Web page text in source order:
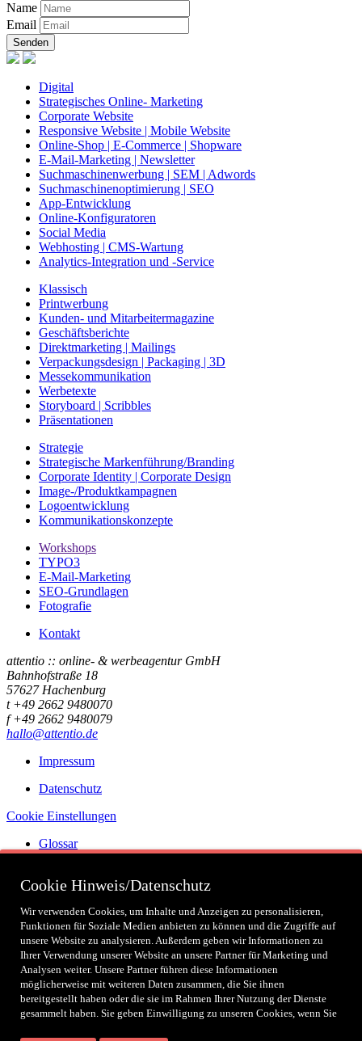
Name
Email
Senden
Digital
Strategisches Online- Marketing
Corporate Website
Responsive Website | Mobile Website
Online-Shop | E-Commerce | Shopware
E-Mail-Marketing | Newsletter
Suchmaschinenwerbung | SEM | Adwords
Suchmaschinenoptimierung | SEO
App-Entwicklung
Online-Konfiguratoren
Social Media
Webhosting | CMS-Wartung
Analytics-Integration und -Service
Klassisch
Printwerbung
Kunden- und Mitarbeitermagazine
Geschäftsberichte
Direktmarketing | Mailings
Verpackungsdesign | Packaging | 3D
Messekommunikation
Werbetexte
Storyboard | Scribbles
Präsentationen
Strategie
Strategische Markenführung/Branding
Corporate Identity | Corporate Design
Image-/Produktkampagnen
Logoentwicklung
Kommunikationskonzepte
Workshops
TYPO3
E-Mail-Marketing
SEO-Grundlagen
Fotografie
Kontakt
attentio :: online- & werbeagentur GmbH
Bahnhofstraße 18
57627 Hachenburg
t +49 2662 9480070
f +49 2662 9480079
hallo@attentio.de
Impressum
Datenschutz
Cookie Einstellungen
Glossar
Social
Partner
Cookie Hinweis/Datenschutz
Wir verwenden Cookies, um Inhalte und Anzeigen zu personalisieren,
Funktionen für Soziale Medien anbieten zu können und die Zugriffe auf
unsere Website zu analysieren. Außerdem geben wir Informationen zu
Ihrer Verwendung unserer Website an unsere Partner für Marketing und
Analysen weiter. Unsere Partner führen diese Informationen
möglicherweise mit weiteren Daten zusammen, die Sie ihnen
bereitgestellt haben oder die sie im Rahmen Ihrer Nutzung der Dienste
gesammelt haben. Sie geben Einwilligung zu unseren Cookies, wenn Sie